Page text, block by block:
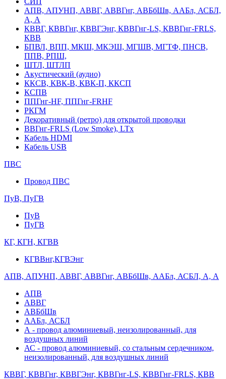
АПВ, АПУНП, АВВГ, АВВГнг, АВБбШв, ААБл, АСБЛ,
А, А
КВВГ, КВВГнг, КВВГЭнг, КВВГнг-LS, КВВГнг-FRLS,
КВВ
БПВЛ, ВПП, МКШ, МКЭШ, МГШВ, МГТФ, ПНСВ,
ППВ, РПШ,
ШТЛ, ШТЛП
Акустический (аудио)
ККСВ, КВК-В, КВК-П, ККСП
КСПВ
ППГнг-HF, ППГнг-FRHF
РКГМ
Декоративный (ретро) для открытой проводки
ВВГнг-FRLS (Low Smoke), LTx
Кабель HDMI
Кабель USB
ПВС
Провод ПВС
ПуВ, ПуГВ
ПуВ
ПуГВ
КГ, КГН, КГВВ
КГВВнг,КГВЭнг
АПВ, АПУНП, АВВГ, АВВГнг, АВБбШв, ААБл, АСБЛ, А, А
АПВ
АВВГ
АВБбШв
ААБл, АСБЛ
А - провод алюминиевый, неизолированный, для
воздушных линий
АС - провод алюминиевый, со стальным сердечником,
неизолированный, для воздушных линий
КВВГ, КВВГнг, КВВГЭнг, КВВГнг-LS, КВВГнг-FRLS, КВВ